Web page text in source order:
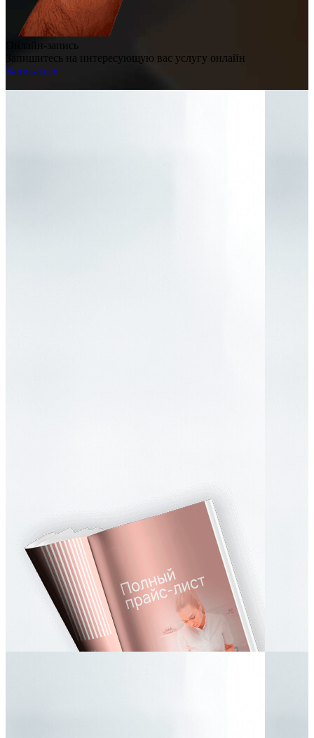
Онлайн-запись
Запишитесь на интересующую вас услугу онлайн
Записаться